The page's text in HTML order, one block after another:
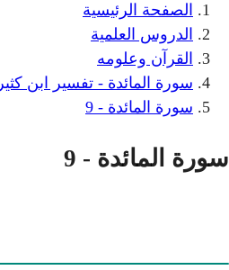
الصفحة الرئيسية
الدروس العلمية
القرآن وعلومه
سورة المائدة - تفسير ابن كثير
سورة المائدة - 9
سورة المائدة - 9